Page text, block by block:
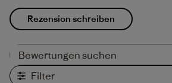
Rezension schreiben
Filter